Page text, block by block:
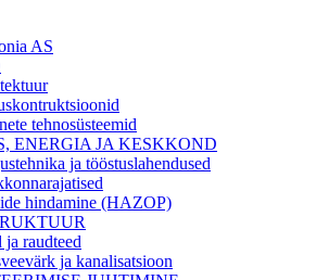
AS
tehnosüsteemid
ENERGIA JA KESKKOND
ja tööstuslahendused
hindamine (HAZOP)
ja raudteed
ja kanalisatsioon